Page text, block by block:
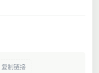
复制链接